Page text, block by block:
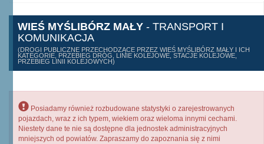
WIEŚ MYŚLIBÓRZ MAŁY - TRANSPORT I
KOMUNIKACJA
(DROGI PUBLICZNE PRZECHODZĄCE PRZEZ WIEŚ MYŚLIBÓRZ MAŁY I ICH
KATEGORIE, PRZEBIEG DRÓG, LINIE KOLEJOWE, STACJE KOLEJOWE,
PRZEBIEG LINII KOLEJOWYCH)
Posiadamy również rozbudowane statystyki o zarejestrowanych
pojazdach, wraz z ich typem, wiekiem oraz wieloma innymi cechami.
Niestety dane te nie są dostępne dla jednostek administracyjnych
mniejszych od powiatów. Zapraszamy do zapoznania się z nimi